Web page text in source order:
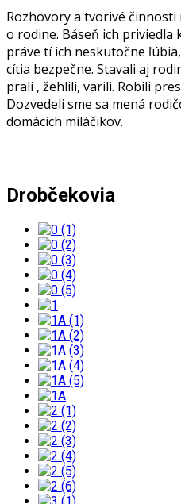
Rozhovory a tvorivé
o rodine. Báseň ich priviedla
práve tí ich neskutočne
cítia bezpečne. Stavali aj
prali , žehlili, varili. Robili
Dozvedeli sme sa mená
domácich miláčikov.
Drobčekovia